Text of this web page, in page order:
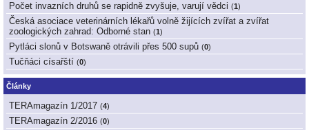
Počet invazních druhů se rapidně zvyšuje, varují vědci (1)
Česká asociace veterinárních lékařů volně žijících zvířat a zvířat
zoologických zahrad: Odborné stan (1)
Pytláci slonů v Botswaně otrávili přes 500 supů (0)
Tučňáci císařští (0)
Články
TERAmagazín 1/2017 (4)
TERAmagazín 2/2016 (0)